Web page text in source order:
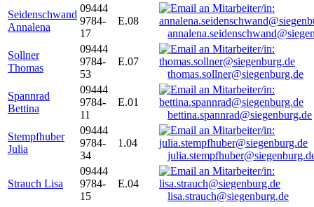
Seidenschwand
Annalena
09444
9784-
17
E.08
Sollner
Thomas
09444
9784-
53
E.07
thomas.sollner@siegenburg.de
Spannrad
Bettina
09444
9784-
11
E.01
bettina.spannrad@siegenburg.de
Stempfhuber
Julia
09444
9784-
34
1.04
Strauch Lisa
09444
9784-
15
E.04
lisa.strauch@siegenburg.de